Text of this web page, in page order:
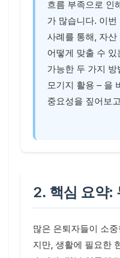
흐름 부족으로 인
가 많습니다. 이
사례를 통해, 자
어떻게 맞출 수
가능한 두 가지
모기지 활용 – 을
중요성을 짚어보
2. 핵심 요약:
많은 은퇴자들이 소
지만, 생활에 필요한